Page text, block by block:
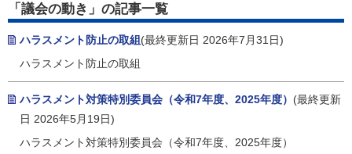
「議会の動き」の記事一覧
ハラスメント防止の取組 (最終更新日 2026年7月31日)
ハラスメント防止の取組
ハラスメント対策特別委員会（令和7年度、2025年度） (最終更新
日 2026年5月19日)
ハラスメント対策特別委員会（令和7年度、2025年度）